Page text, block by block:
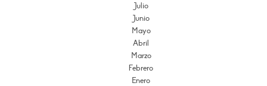
Julio
Junio
Mayo
Abril
Marzo
Febrero
Enero